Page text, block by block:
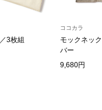
ヘンリーコッ
3枚組
ココカラ
モックネッ
バー
9,680円